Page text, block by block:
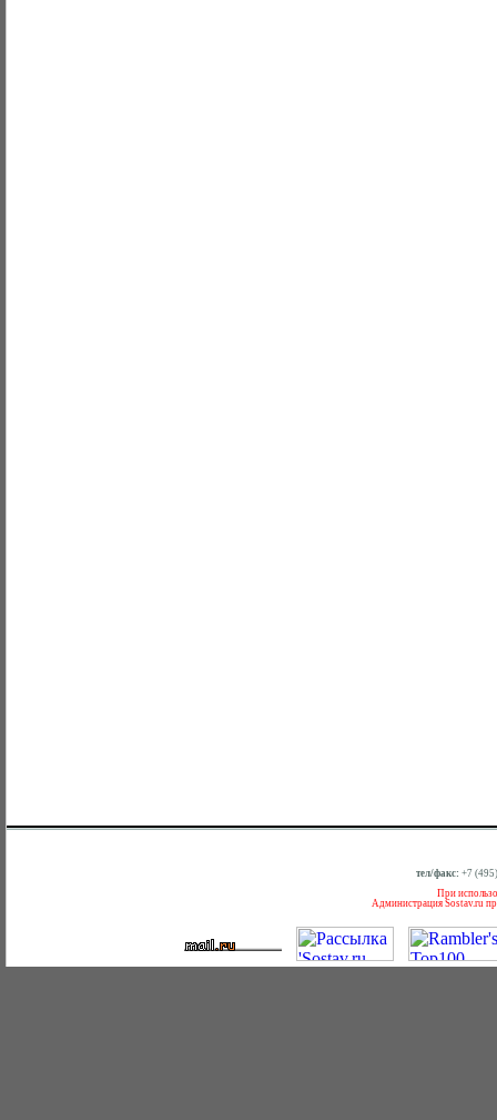
тел/факс: +7
При
Администрация Sostav.ru